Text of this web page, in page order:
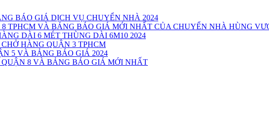
BÁO GIÁ DỊCH VỤ CHUYỂN NHÀ 2024
TPHCM VÀ BẢNG BÁO GIÁ MỚI NHẤT CỦA CHUYỂN NHÀ HÙNG
DÀI 6 MÉT THÙNG DÀI 6M10 2024
HÀNG QUẬN 3 TPHCM
5 VÀ BẢNG BÁO GIÁ 2024
8 VÀ BẢNG BÁO GIÁ MỚI NHẤT